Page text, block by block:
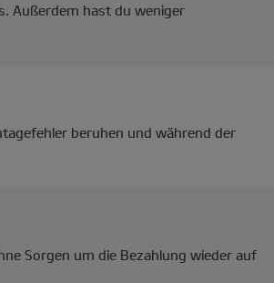
Außerdem hast du weniger
beruhen und während der
Sorgen um die Bezahlung wieder auf